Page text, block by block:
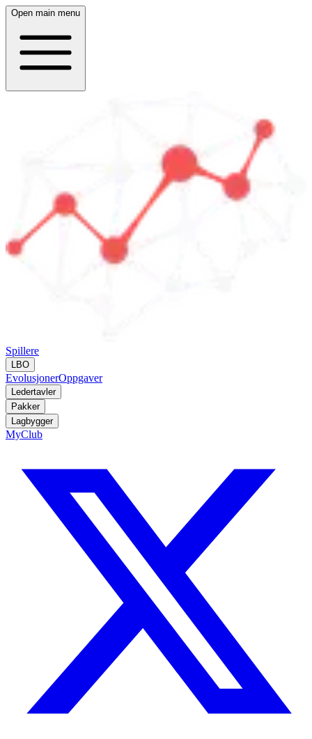
Open main menu
Spillere
LBO
EvolusjonerOppgaver
Ledertavler
Pakker
Lagbygger
MyClub